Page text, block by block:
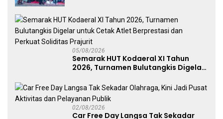
05/08/2026
Semarak HUT Kodaeral XI Tahun
2026, Turnamen Bulutangkis Digelar
Perkuat Soliditas Prajurit
02/08/2026
Car Free Day Langsa Tak Sekadar